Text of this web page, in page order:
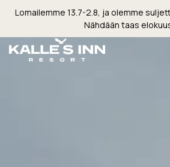
Lomailemme 13.7-2.8, ja olemme
Nähdään taas